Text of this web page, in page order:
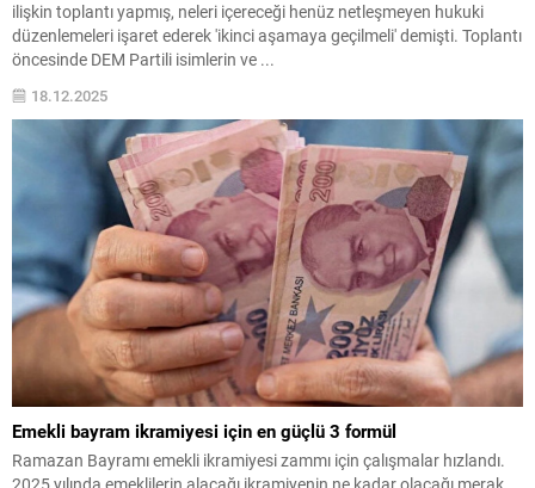
ilişkin toplantı yapmış, neleri içereceği henüz netleşmeyen hukuki
düzenlemeleri işaret ederek 'ikinci aşamaya geçilmeli' demişti. Toplantı
öncesinde DEM Partili isimlerin ve ...
18.12.2025
Emekli bayram ikramiyesi için en güçlü 3 formül
Ramazan Bayramı emekli ikramiyesi zammı için çalışmalar hızlandı.
2025 yılında emeklilerin alacağı ikramiyenin ne kadar olacağı merak